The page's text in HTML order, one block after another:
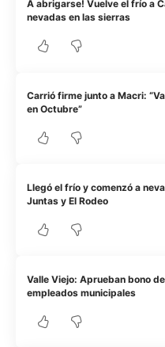
A abrigarse! Vuelve el frío a
nevadas en las sierras
Carrió firme junto a Macri:
en Octubre”
Llegó el frío y comenzó a
Juntas y El Rodeo
Valle Viejo: Aprueban bono
empleados municipales